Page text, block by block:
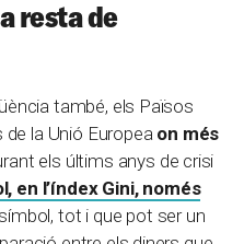
resta de
també, els Països
la Unió Europeaon més
els últims anys de crisi
en l’índex Gini, només
tot i que pot ser un